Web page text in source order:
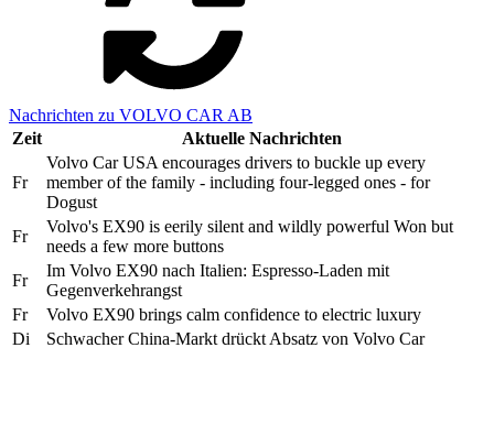
Nachrichten zu VOLVO CAR AB
Zeit
Aktuelle Nachrichten
Fr
Volvo Car USA encourages drivers to buckle up every
member of the family - including four-legged ones - for
Dogust
Fr
Volvo's EX90 is eerily silent and wildly powerful Won but
needs a few more buttons
Fr
Im Volvo EX90 nach Italien: Espresso-Laden mit
Gegenverkehrangst
Fr
Volvo EX90 brings calm confidence to electric luxury
Di
Schwacher China-Markt drückt Absatz von Volvo Car